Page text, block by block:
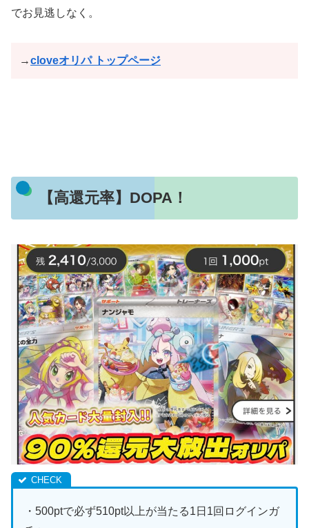
でお見逃しなく。
→cloveオリパ トップページ
【高還元率】DOPA！
・500ptで必ず510pt以上が当たる1日1回ログインガ